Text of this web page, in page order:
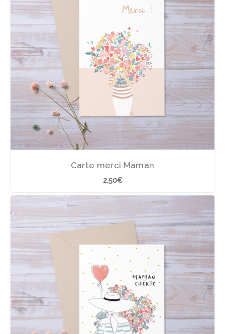
Carte merci Maman
2,50€